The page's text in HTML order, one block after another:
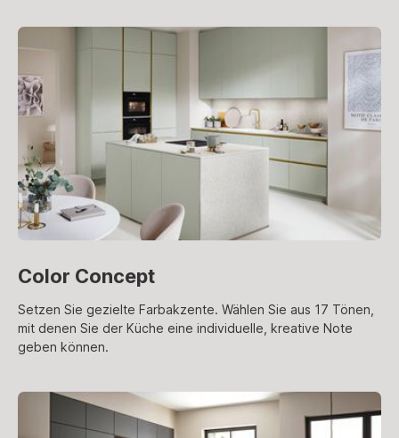
Color Concept
Setzen Sie gezielte Farbakzente. Wählen Sie aus 17 Tönen,
mit denen Sie der Küche eine individuelle, kreative Note
geben können.